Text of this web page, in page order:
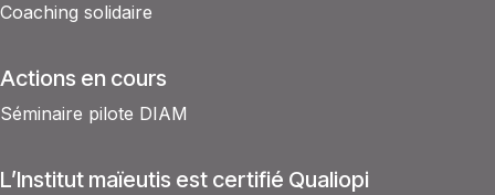
Coaching solidaire
Actions en cours
Séminaire pilote DIAM
L’Institut maïeutis est certifié Qualiopi